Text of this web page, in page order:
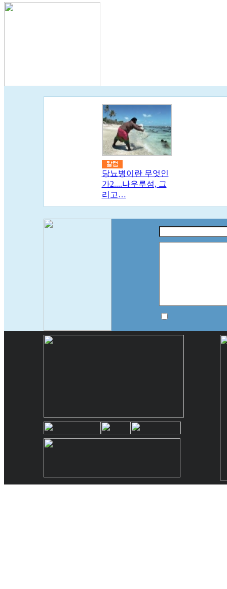
당뇨병이란 무엇인
가2....나우루섬, 그
리고…